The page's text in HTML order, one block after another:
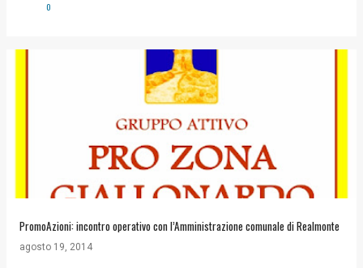
0
PromoAzioni: incontro operativo con l’Amministrazione comunale di Realmonte
agosto 19, 2014